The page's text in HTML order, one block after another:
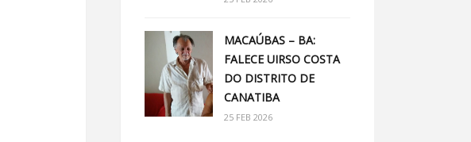
MACAÚBAS – BA:
FALECE UIRSO COSTA
DO DISTRITO DE
CANATIBA
25 FEB 2026